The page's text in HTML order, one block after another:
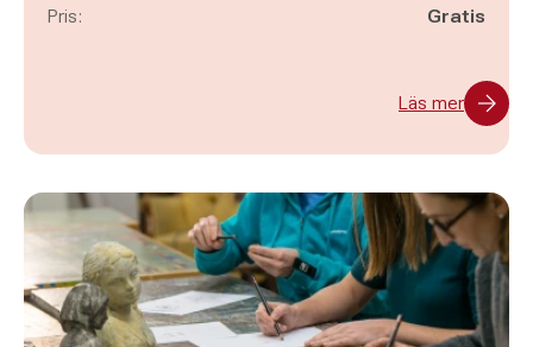
Pris: Gratis
Läs mer